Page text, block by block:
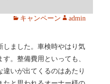
キャンペーン admin
しました。車検時やはり気
。整備費用といっても、
いが出てくるのはあたり